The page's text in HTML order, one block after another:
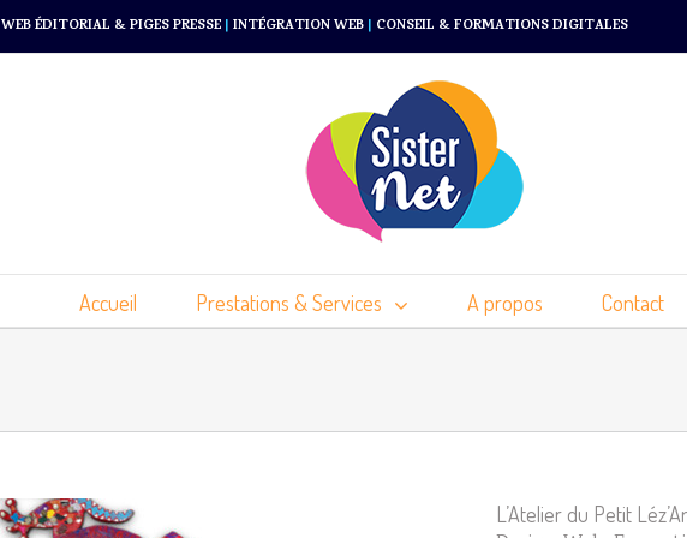
WEB ÉDITORIAL & PIGES PRESSE | INTÉGRATION WEB | CONSEIL & FORMATIONS DIGITALES
Accueil Prestations & Services A propos Contact
L’Atelier du Petit